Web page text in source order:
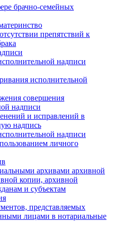
брачно-семейных
препятствий к
надписи
исполнительной
совершения
надписи
и исправлений в
надпись
надписи
личного
архивами архивной
копии, архивной
и субъектам
представляемых
лицами в нотариальные